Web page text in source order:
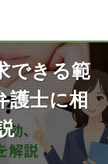
できる範
護士に相